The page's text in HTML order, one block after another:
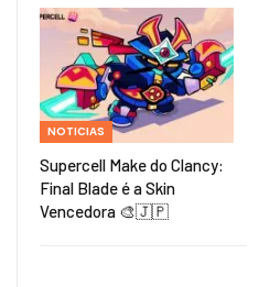
NOTICIAS
Supercell Make do Clancy:
Final Blade é a Skin
Vencedora 🎨🇯🇵